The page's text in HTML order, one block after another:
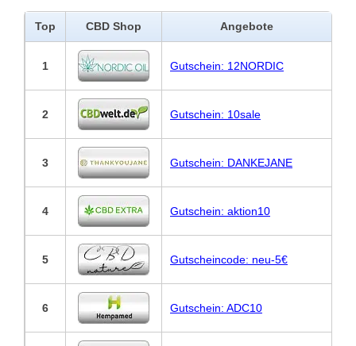
Top CBD Shop Angebote
1 Gutschein: 12NORDIC
2 Gutschein: 10sale
3 Gutschein: DANKEJANE
4 Gutschein: aktion10
5 Gutscheincode: neu-5€
6 Gutschein: ADC10